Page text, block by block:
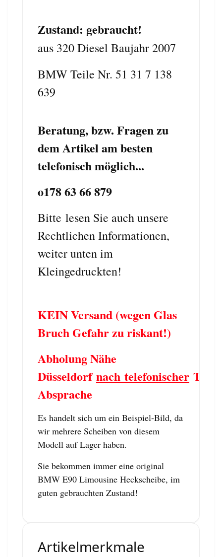
Zustand: gebraucht!
aus 320 Diesel Baujahr 2007
BMW Teile Nr. 51 31 7 138
639
Beratung, bzw. Fragen zu
dem Artikel am besten
telefonisch möglich...
o178 63 66 879
Bitte lesen Sie auch unsere
Rechtlichen Informationen,
weiter unten im
Kleingedruckten!
KEIN Versand (wegen Glas
Bruch Gefahr zu riskant!)
Abholung Nähe
Düsseldorfnach telefonischer
Absprache
Es handelt sich um ein Beispiel-Bild, da
wir mehrere Scheiben von diesem
Modell auf Lager haben.
Sie bekommen immer eine original
BMW E90 Limousine Heckscheibe, im
guten gebrauchten Zustand!
Artikelmerkmale